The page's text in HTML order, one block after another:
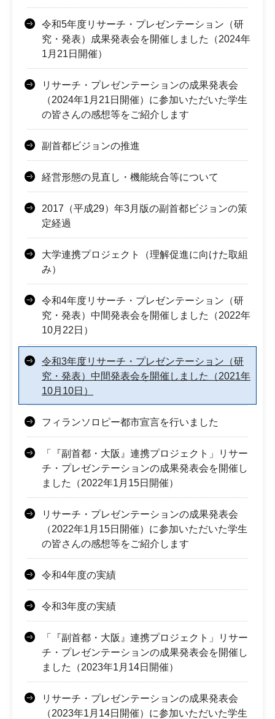
令和5年度リサーチ・プレゼンテーション（研
究・発表）成果発表会を開催しました（2024年
1月21日開催）
リサーチ・プレゼンテーションの成果発表会
（2024年1月21日開催）に参加いただいた学生
の皆さんの感想等をご紹介します
副首都ビジョンの推進
経営形態の見直し・機能統合等について
2017（平成29）年3月版の副首都ビジョンの策
定経過
大学連携プロジェクト（理解促進に向けた取組
み）
令和4年度リサーチ・プレゼンテーション（研
究・発表）中間発表会を開催しました（2022年
10月22日）
令和3年度リサーチ・プレゼンテーション（研
究・発表）中間発表会を開催しました（2021年
10月10日）
フィランソロピー都市宣言を行いました
「『副首都・大阪』連携プロジェクト」リサー
チ・プレゼンテーションの成果発表会を開催し
ました（2022年1月15日開催）
リサーチ・プレゼンテーションの成果発表会
（2022年1月15日開催）に参加いただいた学生
の皆さんの感想等をご紹介します
令和4年度の実績
令和3年度の実績
「『副首都・大阪』連携プロジェクト」リサー
チ・プレゼンテーションの成果発表会を開催し
ました（2023年1月14日開催）
リサーチ・プレゼンテーションの成果発表会
（2023年1月14日開催）に参加いただいた学生